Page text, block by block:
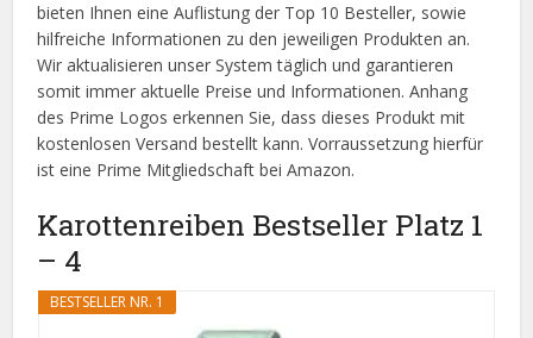
bieten Ihnen eine Auflistung der Top 10 Besteller, sowie
hilfreiche Informationen zu den jeweiligen Produkten an.
Wir aktualisieren unser System täglich und garantieren
somit immer aktuelle Preise und Informationen. Anhang
des Prime Logos erkennen Sie, dass dieses Produkt mit
kostenlosen Versand bestellt kann. Vorraussetzung hierfür
ist eine Prime Mitgliedschaft bei Amazon.
Karottenreiben Bestseller Platz 1
– 4
BESTSELLER NR. 1